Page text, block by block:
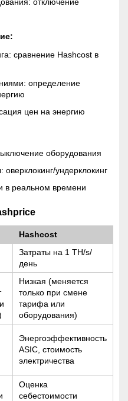
сравнение Hashcost в
определение
цен на энергию
оборудования
ундерклокинг
в реальном времени
Hashcost
Затраты на 1 TH/s/
день
Низкая (меняется
только при смене
тарифа или
оборудования)
Энергоэффективность
ASIC, стоимость
электричества
Оценка
себестоимости